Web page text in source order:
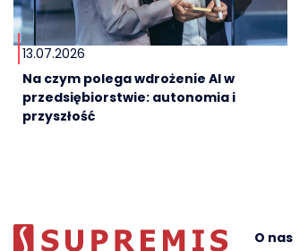
13.07.2026
Na czym polega wdrożenie AI w
przedsiębiorstwie: autonomia i
przyszłość
O nas